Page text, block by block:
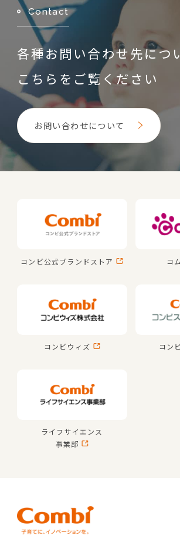
Contact
各種お問い合わせ先につ
こちらをご覧ください
お問い合わせについて
コンビ公式ブランドストア コ
コンビウィズ コン
ライフサイエンス
事業部